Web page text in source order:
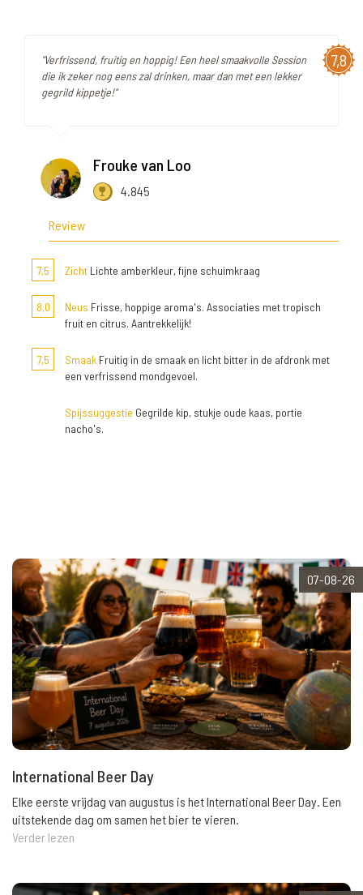
7,8
"Verfrissend, fruitig en hoppig! Een heel smaakvolle Session
die ik zeker nog eens zal drinken, maar dan met een lekker
gegrild kippetje!"
Frouke van Loo
4.845
Review
7,5 Zicht Lichte amberkleur, fijne schuimkraag
8,0 Neus Frisse, hoppige aroma's. Associaties met tropisch
fruit en citrus. Aantrekkelijk!
7,5 Smaak Fruitig in de smaak en licht bitter in de afdronk met
een verfrissend mondgevoel.
Spijssuggestie Gegrilde kip, stukje oude kaas, portie
nacho's.
07-08-26
International Beer Day
Elke eerste vrijdag van augustus is het International Beer Day. Een
uitstekende dag om samen het bier te vieren.
Verder lezen